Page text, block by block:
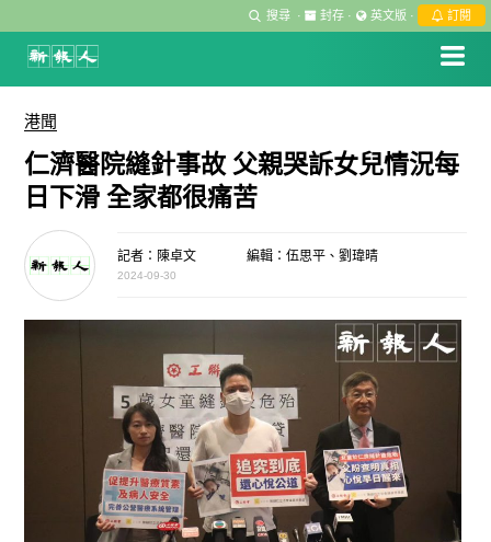
搜尋 · 封存 · 英文版 · 訂閱
港聞
仁濟醫院縫針事故 父親哭訴女兒情況每
日下滑 全家都很痛苦
記者：陳卓文 編輯：伍思平、劉瑋晴
2024-09-30